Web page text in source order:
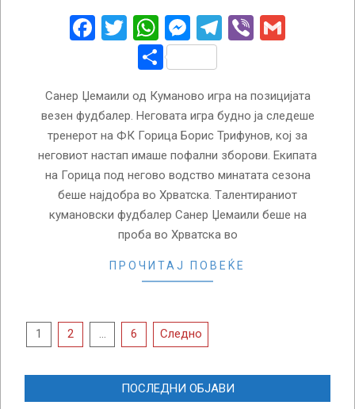
Facebook
Twitter
WhatsApp
Messenger
Telegram
Viber
Share
Санер Џемаили од Куманово игра на позицијата
везен фудбалер. Неговата игра будно ја следеше
тренерот на ФК Горица Борис Трифунов, кој за
неговиот настап имаше пофални зборови. Екипата
на Горица под негово водство минатата сезона
беше најдобра во Хрватска. Tалентираниот
кумановски фудбалер Санер Џемаили беше на
проба во Хрватска во
ПРОЧИТАЈ ПОВЕЌЕ
Posts
1 2 … 6 Следно
ПОСЛЕДНИ ОБЈАВИ